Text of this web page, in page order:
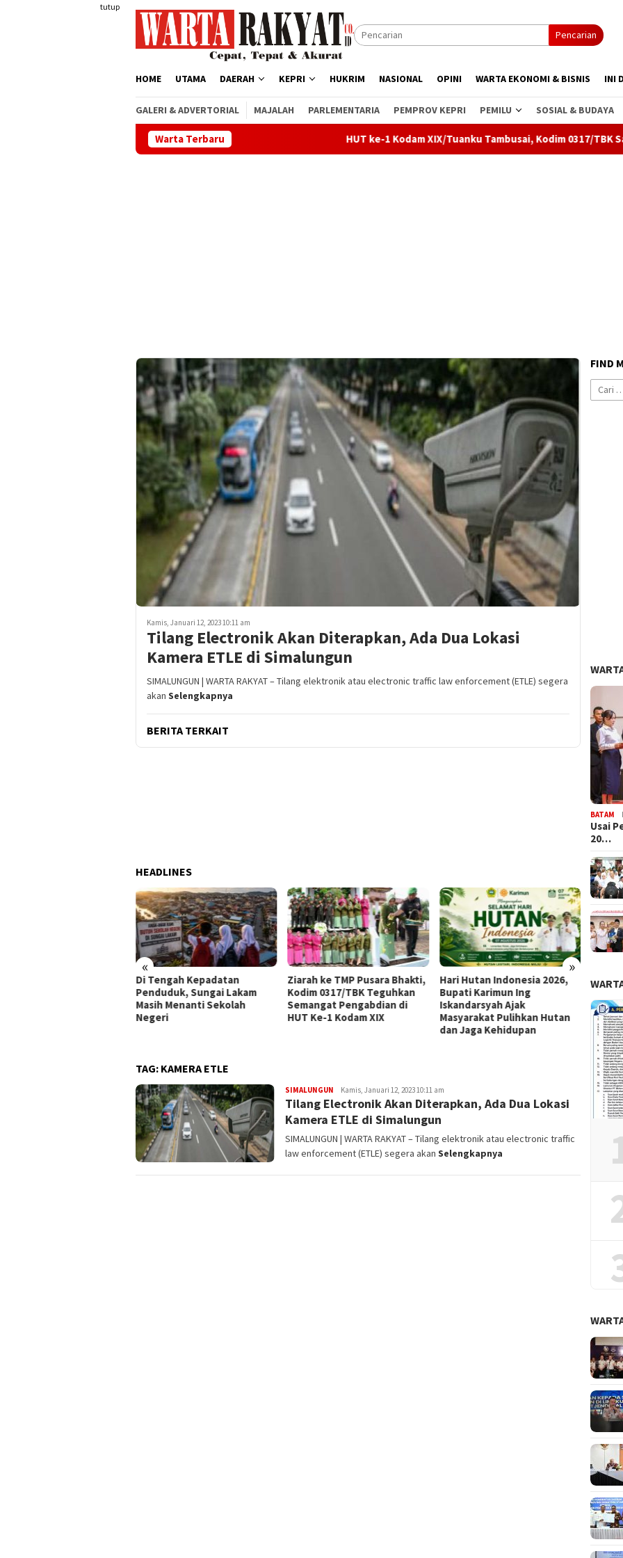
tutup
Pencarian
HOME UTAMA DAERAH KEPRI HUKRIM NASIONAL OPINI WARTA EKONOMI & BISNIS INI
GALERI & ADVERTORIAL MAJALAH PARLEMENTARIA PEMPROV KEPRI PEMILU SOSIAL & BUDAYA
Warta Terbaru HUT ke-1 Kodam XIX/Tuanku Tambusai, Kodim 0317/TBK Satukan
Kamis, Januari 12, 2023 10:11 am
Tilang Electronik Akan Diterapkan, Ada Dua Lokasi
Kamera ETLE di Simalungun
SIMALUNGUN | WARTA RAKYAT – Tilang elektronik atau electronic traffic law enforcement (ETLE) segera
akan Selengkapnya
BERITA TERKAIT
HEADLINES
« »
Di Tengah Kepadatan
Penduduk, Sungai Lakam
Masih Menanti Sekolah
Negeri
Ziarah ke TMP Pusara Bhakti,
Kodim 0317/TBK Teguhkan
Semangat Pengabdian di
HUT Ke-1 Kodam XIX
Hari Hutan Indonesia 2026,
Bupati Karimun Ing
Iskandarsyah Ajak
Masyarakat Pulihkan Hutan
dan Jaga Kehidupan
TAG: KAMERA ETLE
SIMALUNGUN Redaksi
Kamis, Januari 12, 2023 10:11 am
Tilang Electronik Akan Diterapkan, Ada Dua Lokasi
Kamera ETLE di Simalungun
SIMALUNGUN | WARTA RAKYAT – Tilang elektronik atau electronic traffic
law enforcement (ETLE) segera akan Selengkapnya
FIND
Cari
untuk:
BATAM
Usai
20…